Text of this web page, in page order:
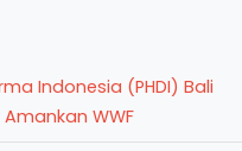
Indonesia (PHDI) Bali
WWF